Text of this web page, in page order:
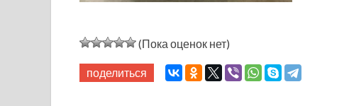
(Пока оценок нет)
поделиться